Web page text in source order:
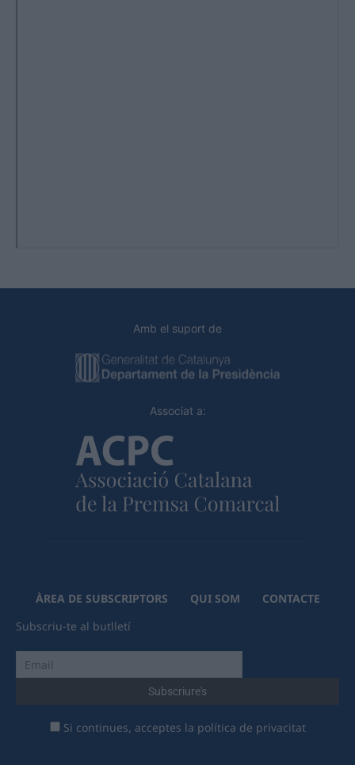
Amb el suport de
Associat a:
ÀREA DE SUBSCRIPTORS QUI SOM
CONTACTE
Subscriu-te al butlletí
Si continues, acceptes la política de privacitat